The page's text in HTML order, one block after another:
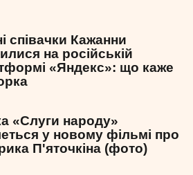
співачки Кажанни
на російській
«Яндекс»: що каже
«Слуги народу»
у новому фільмі про
П'яточкіна (фото)